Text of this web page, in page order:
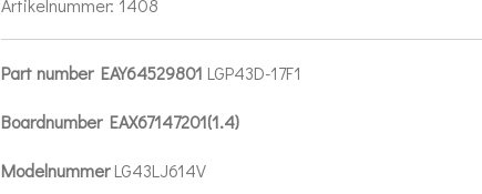
Artikelnummer: 1408
Part number EAY64529801 LGP43D-17F1
Boardnumber EAX67147201(1.4)
ModelnummerLG43LJ614V